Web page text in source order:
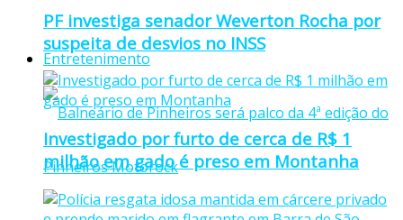
Entretenimento
PF investiga senador Weverton Rocha por
suspeita de desvios no INSS
Investigado por furto de cerca de R$ 1
milhão em gado é preso em Montanha